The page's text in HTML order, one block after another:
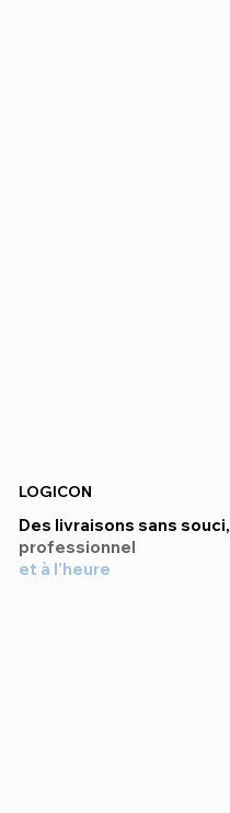
LOGICON
Des livraisons sans souci,
professionnel
et à l'heure